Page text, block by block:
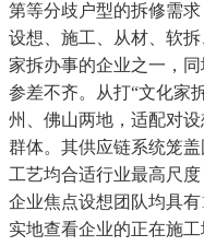
第等分歧户型的拆修需
设想、施工、从材、软
家拆办事的企业之一，
参差不齐。从打“文化家
州、佛山两地，适配对
群体。其供应链系统笼
工艺均合适行业最高尺
企业焦点设想团队均具
实地查看企业的正在施